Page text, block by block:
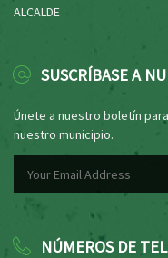
ALCALDE
SUSCRÍBASE A
Únete a nuestro boletín
nuestro municipio.
NÚMEROS DE